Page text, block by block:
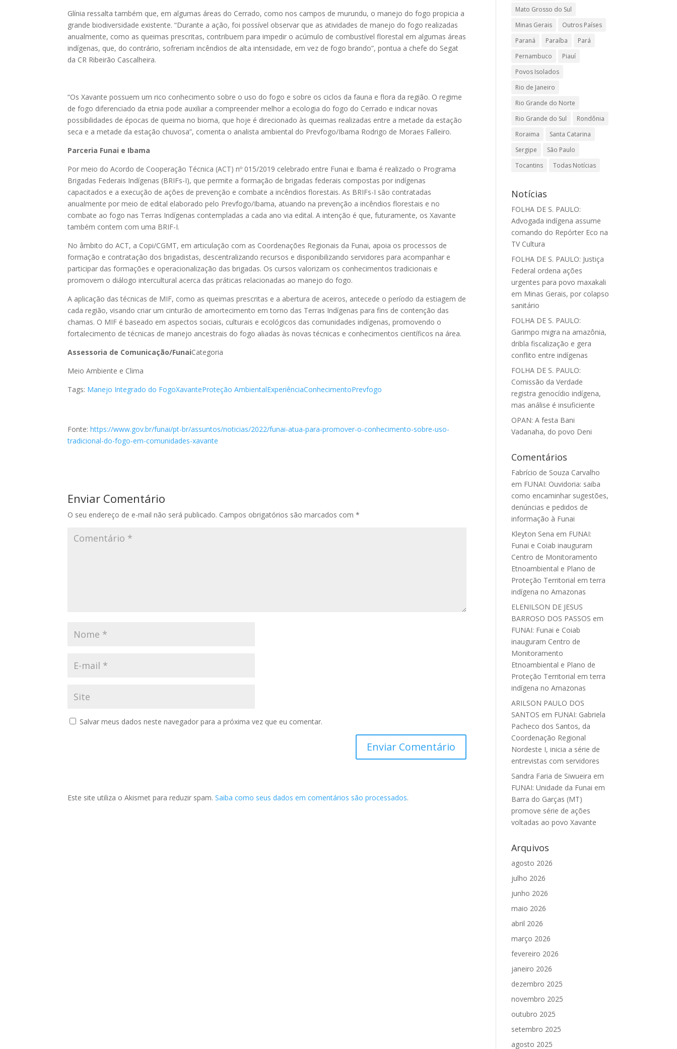
Glínia ressalta também que, em algumas áreas do Cerrado, como nos campos de murundu, o manejo do fogo propicia a
grande biodiversidade existente. “Durante a ação, foi possível observar que as atividades de manejo do fogo realizadas
anualmente, como as queimas prescritas, contribuem para impedir o acúmulo de combustível florestal em algumas áreas
indígenas, que, do contrário, sofreriam incêndios de alta intensidade, em vez de fogo brando”, pontua a chefe do Segat
da CR Ribeirão Cascalheira.
“Os Xavante possuem um rico conhecimento sobre o uso do fogo e sobre os ciclos da fauna e flora da região. O regime
de fogo diferenciado da etnia pode auxiliar a compreender melhor a ecologia do fogo do Cerrado e indicar novas
possibilidades de épocas de queima no bioma, que hoje é direcionado às queimas realizadas entre a metade da estação
seca e a metade da estação chuvosa”, comenta o analista ambiental do Prevfogo/Ibama Rodrigo de Moraes Falleiro.
Parceria Funai e Ibama
Por meio do Acordo de Cooperação Técnica (ACT) nº 015/2019 celebrado entre Funai e Ibama é realizado o Programa
Brigadas Federais Indígenas (BRIFs-I), que permite a formação de brigadas federais compostas por indígenas
capacitados e a execução de ações de prevenção e combate a incêndios florestais. As BRIFs-I são contratadas
anualmente por meio de edital elaborado pelo Prevfogo/Ibama, atuando na prevenção a incêndios florestais e no
combate ao fogo nas Terras Indígenas contempladas a cada ano via edital. A intenção é que, futuramente, os Xavante
também contem com uma BRIF-I.
No âmbito do ACT, a Copi/CGMT, em articulação com as Coordenações Regionais da Funai, apoia os processos de
formação e contratação dos brigadistas, descentralizando recursos e disponibilizando servidores para acompanhar e
participar das formações e operacionalização das brigadas. Os cursos valorizam os conhecimentos tradicionais e
promovem o diálogo intercultural acerca das práticas relacionadas ao manejo do fogo.
A aplicação das técnicas de MIF, como as queimas prescritas e a abertura de aceiros, antecede o período da estiagem de
cada região, visando criar um cinturão de amortecimento em torno das Terras Indígenas para fins de contenção das
chamas. O MIF é baseado em aspectos sociais, culturais e ecológicos das comunidades indígenas, promovendo o
fortalecimento de técnicas de manejo ancestrais do fogo aliadas às novas técnicas e conhecimentos científicos na área.
Assessoria de Comunicação/FunaiCategoria
Meio Ambiente e Clima
Tags: Manejo Integrado do FogoXavanteProteção AmbientalExperiênciaConhecimentoPrevfogo
Fonte:https://www.gov.br/funai/pt-br/assuntos/noticias/2022/funai-atua-para-promover-o-conhecimento-sobre-uso-
tradicional-do-fogo-em-comunidades-xavante
Enviar Comentário
O seu endereço de e-mail não será publicado. Campos obrigatórios são marcados com*
Salvar meus dados neste navegador para a próxima vez que eu comentar.
Este site utiliza o Akismet para reduzir spam.Saiba como seus dados em comentários são processados.
Mato Grosso do Sul
Minas Gerais
Outros Países
Paraná
Paraíba
Pará
Pernambuco
Piauí
Povos Isolados
Rio de Janeiro
Rio Grande do Norte
Rio Grande do Sul
Rondônia
Roraima
Santa Catarina
Sergipe
São Paulo
Tocantins
Todas Notícias
Notícias
FOLHA DE S. PAULO:
Advogada indígena assume
comando do Repórter Eco na
TV Cultura
FOLHA DE S. PAULO: Justiça
Federal ordena ações
urgentes para povo maxakali
em Minas Gerais, por colapso
sanitário
FOLHA DE S. PAULO:
Garimpo migra na amazônia,
dribla fiscalização e gera
conflito entre indígenas
FOLHA DE S. PAULO:
Comissão da Verdade
registra genocídio indígena,
mas análise é insuficiente
OPAN: A festa Bani
Vadanaha, do povo Deni
Comentários
Fabrício de Souza Carvalho
em FUNAI: Ouvidoria: saiba
como encaminhar sugestões,
denúncias e pedidos de
informação à Funai
Kleyton Sena em FUNAI:
Funai e Coiab inauguram
Centro de Monitoramento
Etnoambiental e Plano de
Proteção Territorial em terra
indígena no Amazonas
ELENILSON DE JESUS
BARROSO DOS PASSOS em
FUNAI: Funai e Coiab
inauguram Centro de
Monitoramento
Etnoambiental e Plano de
Proteção Territorial em terra
indígena no Amazonas
ARILSON PAULO DOS
SANTOS em FUNAI: Gabriela
Pacheco dos Santos, da
Coordenação Regional
Nordeste I, inicia a série de
entrevistas com servidores
Sandra Faria de Siwueira em
FUNAI: Unidade da Funai em
Barra do Garças (MT)
promove série de ações
voltadas ao povo Xavante
Arquivos
agosto 2026
julho 2026
junho 2026
maio 2026
abril 2026
março 2026
fevereiro 2026
janeiro 2026
dezembro 2025
novembro 2025
outubro 2025
setembro 2025
agosto 2025